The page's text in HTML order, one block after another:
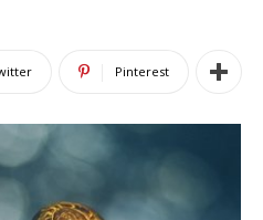
Pinterest